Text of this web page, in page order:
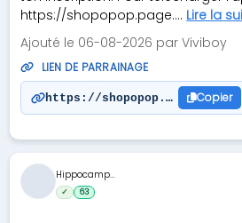
https://shopopop.page.... Lire la
Ajouté le 06-08-2026 par Viviboy
LIEN DE PARRAINAGE
https://shopopop.page.link/
Copier
Hippocamp...
✓ 63